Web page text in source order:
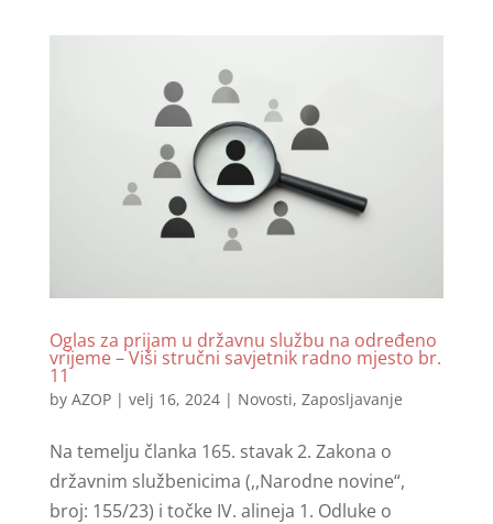
Oglas za prijam u državnu službu na određeno
vrijeme – Viši stručni savjetnik radno mjesto br.
11
by AZOP| velj 16, 2024| Novosti, Zaposljavanje
Na temelju članka 165. stavak 2. Zakona o
državnim službenicima (,,Narodne novine“,
broj: 155/23) i točke IV. alineja 1. Odluke o